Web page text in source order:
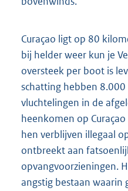
Curaçao ligt op 80
bij helder weer kun je
oversteek per boot is
schatting hebben
vluchtelingen in de
heenkomen op
hen verblijven illegaal
ontbreekt aan
opvangvoorzieningen.
angstig bestaan waarin